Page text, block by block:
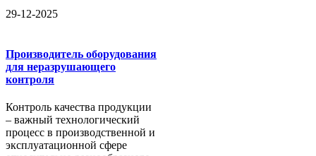
29-12-2025
Производитель оборудования
для неразрушающего
контроля
Контроль качества продукции
– важный технологический
процесс в производственной и
эксплуатационной сфере